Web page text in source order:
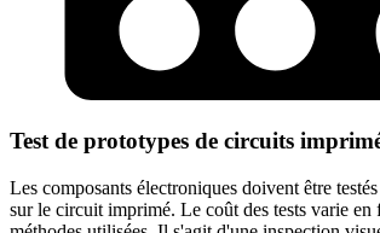
Test de prototypes de circuits
Les composants électroniques doivent être
sur le circuit imprimé. Le coût des tests varie en